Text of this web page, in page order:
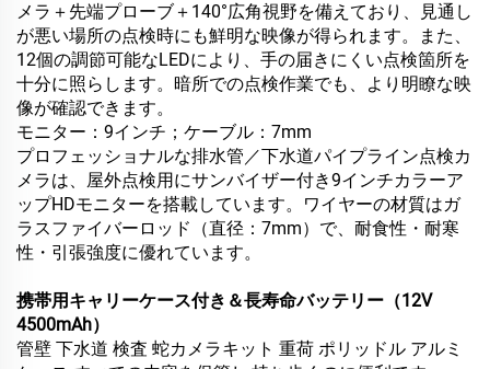
メラ＋先端プローブ＋140°広角視野を備えており、見通し
が悪い場所の点検時にも鮮明な映像が得られます。また、
12個の調節可能なLEDにより、手の届きにくい点検箇所を
十分に照らします。暗所での点検作業でも、より明瞭な映
像が確認できます。
モニター：9インチ；ケーブル：7mm
プロフェッショナルな排水管／下水道パイプライン点検カ
メラは、屋外点検用にサンバイザー付き9インチカラーア
ップHDモニターを搭載しています。ワイヤーの材質はガ
ラスファイバーロッド（直径：7mm）で、耐食性・耐寒
性・引張強度に優れています。
携帯用キャリーケース付き＆長寿命バッテリー（12V
4500mAh）
管壁 下水道 検査 蛇カメラキット 重荷 ポリッドル アルミ